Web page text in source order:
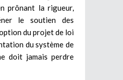
prônant la rigueur,
le soutien des
du projet de loi
du système de
doit jamais perdre